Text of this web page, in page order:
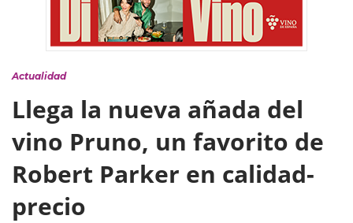
Actualidad
Llega la nueva añada del
vino Pruno, un favorito de
Robert Parker en calidad-
precio